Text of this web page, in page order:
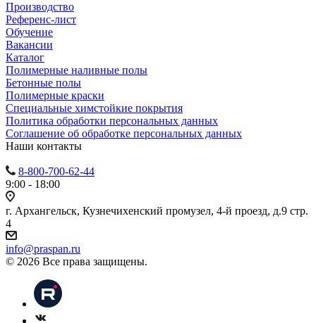
Производство
Референс-лист
Обучение
Вакансии
Каталог
Полимерные наливные полы
Бетонные полы
Полимерные краски
Специальные химстойкие покрытия
Политика обработки персональных данных
Cоглашение об обработке персональных данных
Наши контакты
8-800-700-62-44
9:00 - 18:00
г. Архангельск, Кузнечихенский промузел, 4-й проезд, д.9 стр.
4
info@praspan.ru
© 2026 Все права защищены.